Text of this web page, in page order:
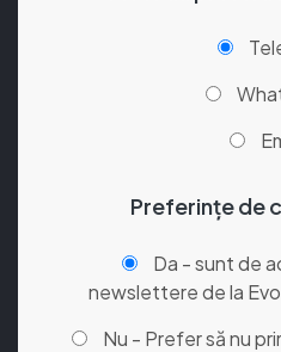
Preferințe de
Da - sunt de
newslettere de la
Nu - Prefer să nu